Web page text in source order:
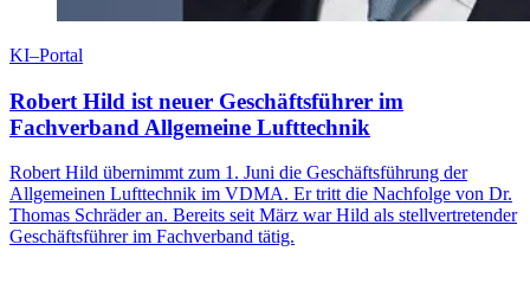
KI–Portal
Robert Hild ist neuer Geschäftsführer im
Fachverband Allgemeine Lufttechnik
Robert Hild übernimmt zum 1. Juni die Geschäftsführung der
Allgemeinen Lufttechnik im VDMA. Er tritt die Nachfolge von Dr.
Thomas Schräder an. Bereits seit März war Hild als stellvertretender
Geschäftsführer im Fachverband tätig.